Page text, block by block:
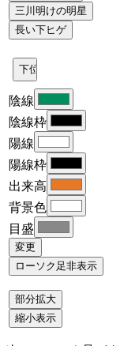
陰線
陰線枠
陽線
陽線枠
出来高
背景色
目盛